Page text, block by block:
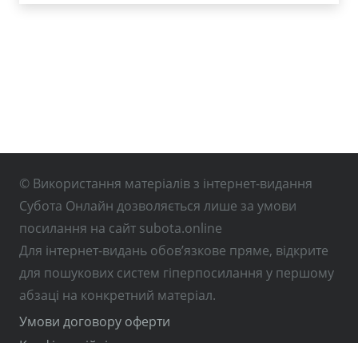
© Використання матеріалів з інтернет-видання
Субота Онлайн дозволяється лише за умови
посилання на сайт subota.online
Для інтернет-видань обов’язкове пряме, відкрите
для пошукових систем гіперпосилання у першому
абзаці на конкретний матеріал.
Умови договору оферти